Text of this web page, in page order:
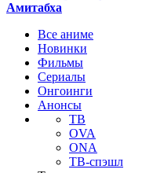
Амитабха
Все аниме
Новинки
Фильмы
Сериалы
Онгоинги
Анонсы
ТВ
OVA
ONA
ТВ-спэшл